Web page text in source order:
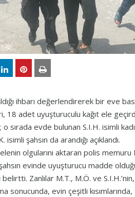
ihbarı değerlendirerek bir eve
18 adet uyuşturuculu kağıt ele
o sırada evde bulunan S.I.H. isimli
isimli şahsın da arandığı açıklandı.
olgularını aktaran polis
evinde uyuşturucu madde
belirtti. Zanlılar M.T., M.Ö. ve
sonucunda, evin çeşitli